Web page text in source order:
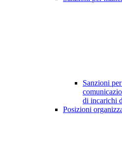
Sanzioni
di incarichi
Posizioni